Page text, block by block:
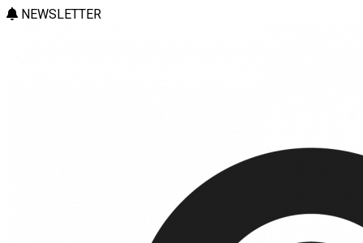
NEWSLETTER